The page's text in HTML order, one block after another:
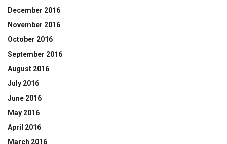
December 2016
November 2016
October 2016
September 2016
August 2016
July 2016
June 2016
May 2016
April 2016
March 2016